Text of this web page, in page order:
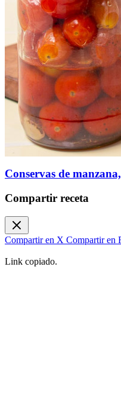
Conservas de
Compartir receta
Compartir en X Compartir en
Link copiado.